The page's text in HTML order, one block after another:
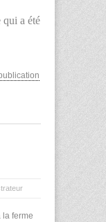
qui a été
la ferme